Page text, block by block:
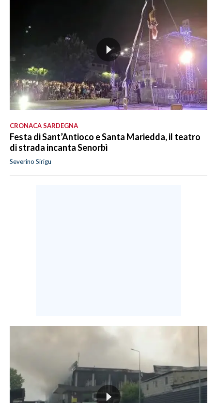
CRONACA SARDEGNA
Festa di Sant’Antioco e Santa Mariedda, il teatro
di strada incanta Senorbì
Severino Sirigu